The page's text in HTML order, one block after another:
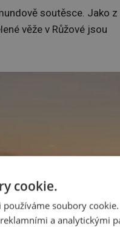
soutěsce. Jako z
věže v Růžové jsou
cookie.
soubory
a analytickými